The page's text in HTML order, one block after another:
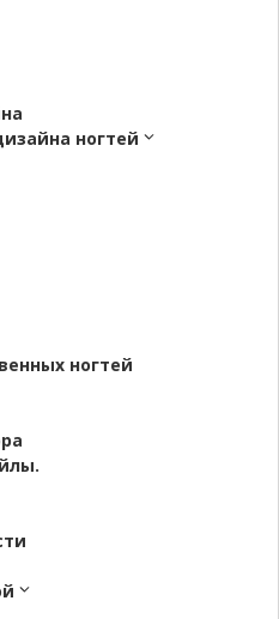
ногтей
ногтей